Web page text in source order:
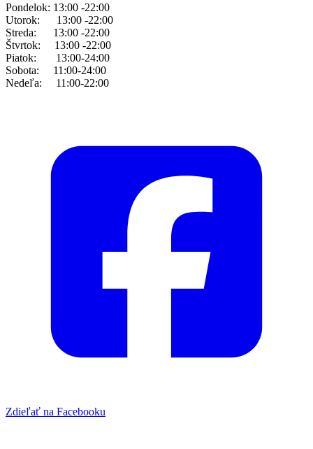
Pondelok: 13:00 -22:00
Utorok: 13:00 -22:00
Streda: 13:00 -22:00
Štvrtok: 13:00 -22:00
Piatok: 13:00-24:00
Sobota: 11:00-24:00
Nedeľa: 11:00-22:00
Zdieľať na Facebooku